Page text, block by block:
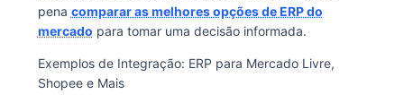
pena comparar as melhores opções de ERP do
mercado para tomar uma decisão informada.
Exemplos de Integração: ERP para Mercado Livre,
Shopee e Mais